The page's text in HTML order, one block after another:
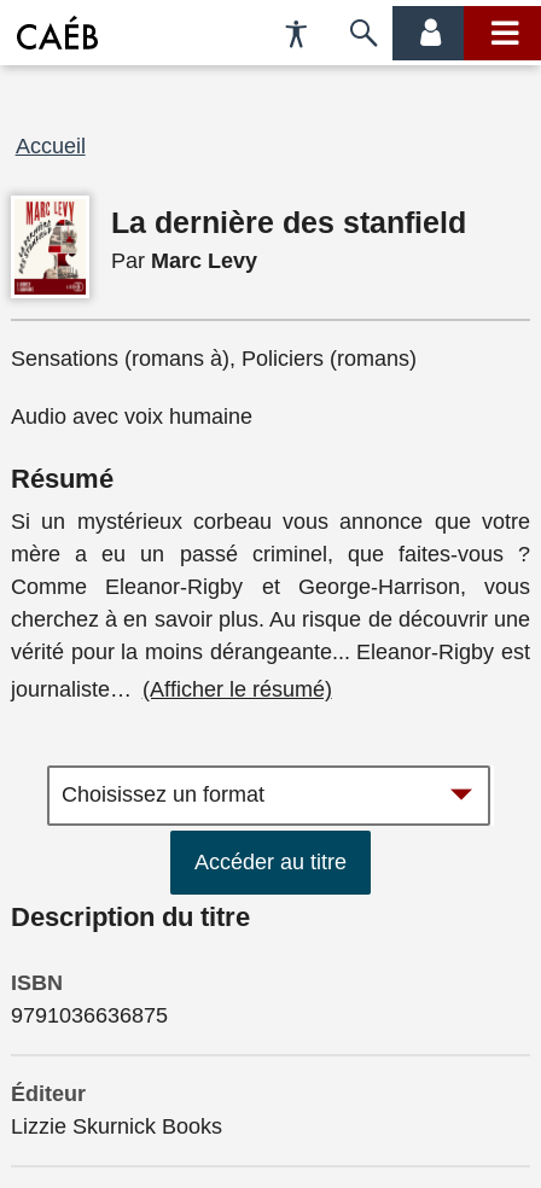
Préférences
d'accessibilité
Passer
menu
menu
Fil
Accueil
La dernière des stanfield
Par Marc Levy
Sensations (romans à), Policiers (romans)
Audio avec voix humaine
Résumé
Si un mystérieux corbeau vous annonce que votre
mère a eu un passé criminel, que faites-vous ?
Comme Eleanor-Rigby et George-Harrison, vous
cherchez à en savoir plus. Au risque de découvrir une
vérité pour la moins dérangeante... Eleanor-Rigby est
journaliste… (Afficher le résumé)
Accéder au titre
Description du titre
ISBN
9791036636875
Éditeur
Lizzie Skurnick Books